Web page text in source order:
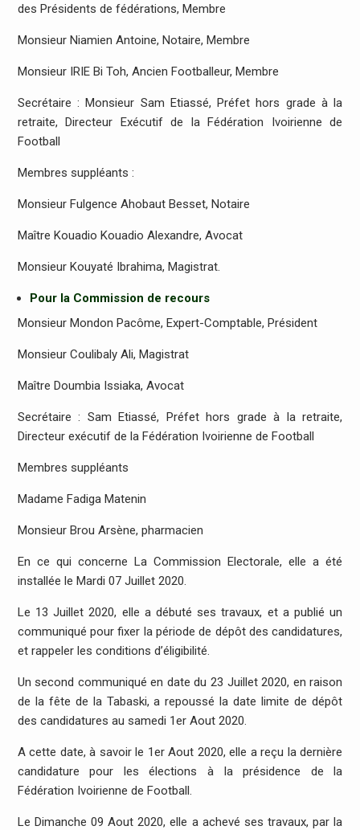
des Présidents de fédérations, Membre
Monsieur Niamien Antoine, Notaire, Membre
Monsieur IRIE Bi Toh, Ancien Footballeur, Membre
Secrétaire : Monsieur Sam Etiassé, Préfet hors grade à la
retraite, Directeur Exécutif de la Fédération Ivoirienne de
Football
Membres suppléants :
Monsieur Fulgence Ahobaut Besset, Notaire
Maître Kouadio Kouadio Alexandre, Avocat
Monsieur Kouyaté Ibrahima, Magistrat.
Pour la Commission de recours
Monsieur Mondon Pacôme, Expert-Comptable, Président
Monsieur Coulibaly Ali, Magistrat
Maître Doumbia Issiaka, Avocat
Secrétaire : Sam Etiassé, Préfet hors grade à la retraite,
Directeur exécutif de la Fédération Ivoirienne de Football
Membres suppléants
Madame Fadiga Matenin
Monsieur Brou Arsène, pharmacien
En ce qui concerne La Commission Electorale, elle a été
installée le Mardi 07 Juillet 2020.
Le 13 Juillet 2020, elle a débuté ses travaux, et a publié un
communiqué pour fixer la période de dépôt des candidatures,
et rappeler les conditions d’éligibilité.
Un second communiqué en date du 23 Juillet 2020, en raison
de la fête de la Tabaski, a repoussé la date limite de dépôt
des candidatures au samedi 1er Aout 2020.
A cette date, à savoir le 1er Aout 2020, elle a reçu la dernière
candidature pour les élections à la présidence de la
Fédération Ivoirienne de Football.
Le Dimanche 09 Aout 2020, elle a achevé ses travaux, par la